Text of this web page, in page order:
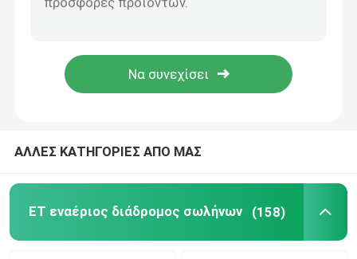
Αρχική Σελίδα
Προϊόντα
ΑΛΛΕΣ ΚΑΤΗΓΟΡΙΕΣ ΑΠΟ ΜΑΣ
ET εναέριος διάδρομος σωλήνων (158)